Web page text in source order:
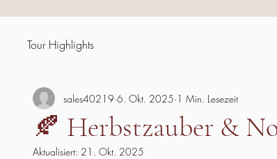
Tour Highlights
🍂 Herbstzauber &
sales40219 6. Okt. 2025 1 Min. Lesezeit
Aktualisiert: 21. Okt. 2025